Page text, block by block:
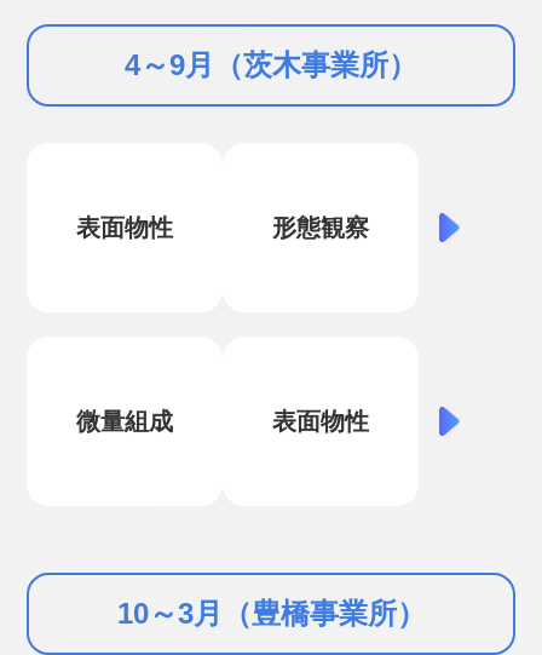
4～9月（茨木事業所）
表面物性 形態観察
微量組成 表面物性
10～3月（豊橋事業所）